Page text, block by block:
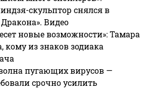
скульптор снялся в
Видео
новые возможности»: Тамара
кому из знаков зодиака
пугающих вирусов —
срочно усилить